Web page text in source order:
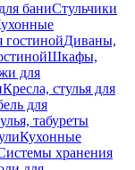
баниСтульчики
гостинойДиваны,
Шкафы,
для
Кресла, стулья для
для
табуреты
Кухонные
хранения